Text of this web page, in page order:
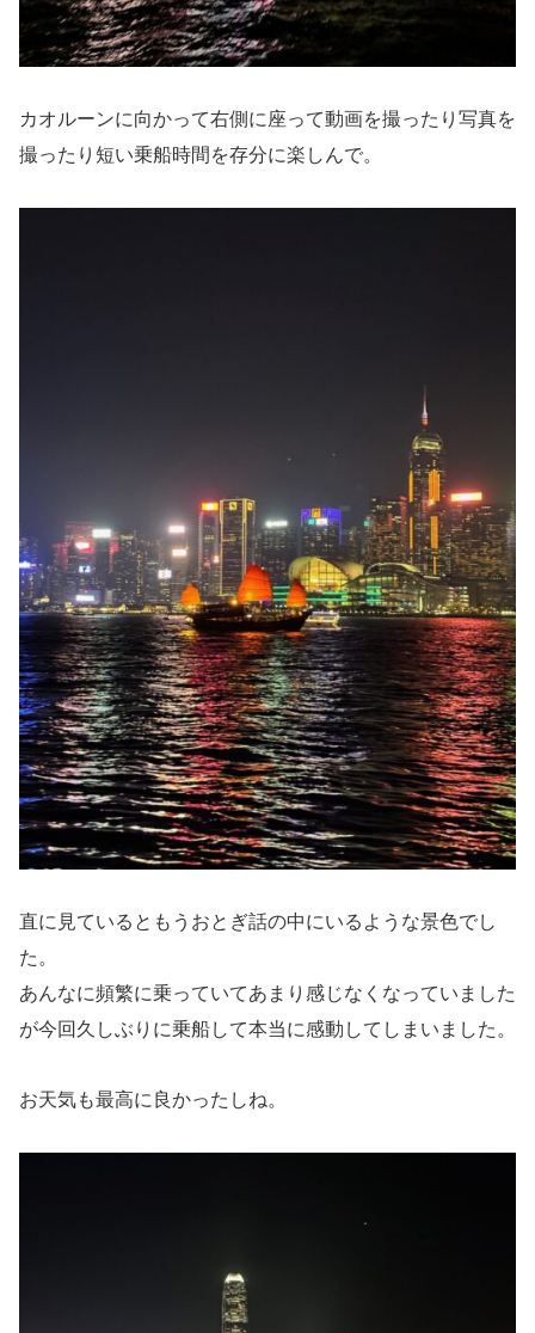
カオルーンに向かって右側に座って動画を撮ったり写真を
撮ったり短い乗船時間を存分に楽しんで。
直に見ているともうおとぎ話の中にいるような景色でし
た。
あんなに頻繁に乗っていてあまり感じなくなっていました
が今回久しぶりに乗船して本当に感動してしまいました。
お天気も最高に良かったしね。